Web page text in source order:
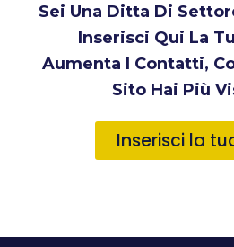
Sei Una Ditta Di
Inserisci Qui La
Aumenta I Contatti,
Sito Hai Più
Inserisci la